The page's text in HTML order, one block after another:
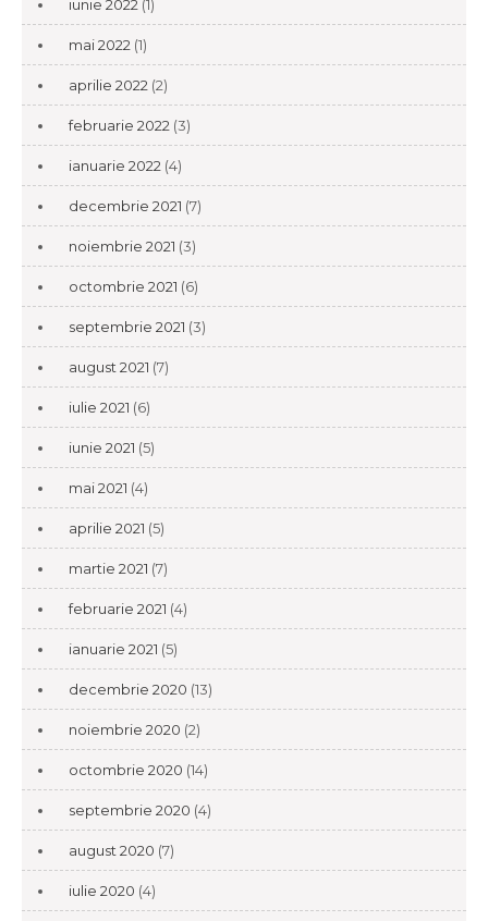
iunie 2022 (1)
mai 2022 (1)
aprilie 2022 (2)
februarie 2022 (3)
ianuarie 2022 (4)
decembrie 2021 (7)
noiembrie 2021 (3)
octombrie 2021 (6)
septembrie 2021 (3)
august 2021 (7)
iulie 2021 (6)
iunie 2021 (5)
mai 2021 (4)
aprilie 2021 (5)
martie 2021 (7)
februarie 2021 (4)
ianuarie 2021 (5)
decembrie 2020 (13)
noiembrie 2020 (2)
octombrie 2020 (14)
septembrie 2020 (4)
august 2020 (7)
iulie 2020 (4)